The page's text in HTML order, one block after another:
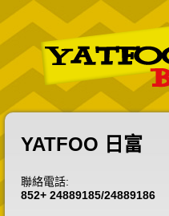
YATFOO 日富
聯絡電話:
852+ 24889185/24889186